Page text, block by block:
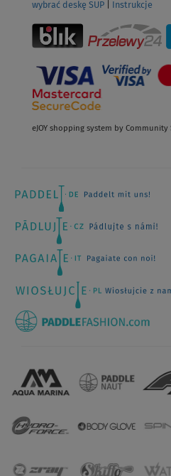
wybrać deskę SUP
Instrukcje
eJOY shopping system by Community